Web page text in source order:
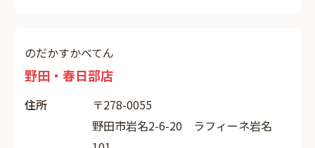
のだかすかべてん
野田・春日部店
住所
〒278-0055
野田市岩名2-6-20 ラフィーネ岩名